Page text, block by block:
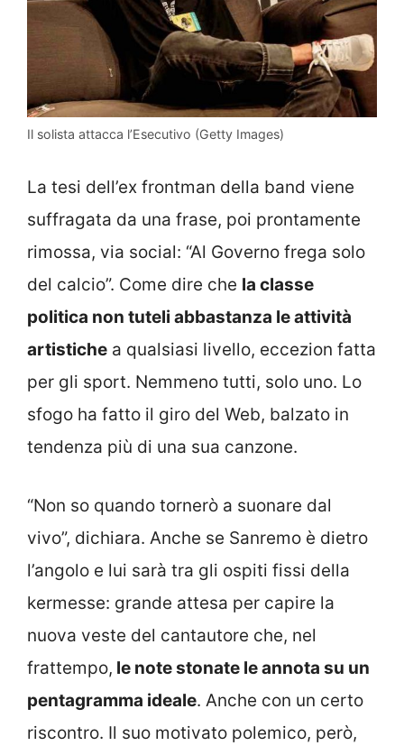
Il solista attacca l’Esecutivo (Getty Images)
La tesi dell’ex frontman della band viene
suffragata da una frase, poi prontamente
rimossa, via social: “Al Governo frega solo
del calcio”. Come dire che la classe
politica non tuteli abbastanza le attività
artistiche a qualsiasi livello, eccezion fatta
per gli sport. Nemmeno tutti, solo uno. Lo
sfogo ha fatto il giro del Web, balzato in
tendenza più di una sua canzone.
“Non so quando tornerò a suonare dal
vivo”, dichiara. Anche se Sanremo è dietro
l’angolo e lui sarà tra gli ospiti fissi della
kermesse: grande attesa per capire la
nuova veste del cantautore che, nel
frattempo, le note stonate le annota su un
pentagramma ideale. Anche con un certo
riscontro. Il suo motivato polemico, però,